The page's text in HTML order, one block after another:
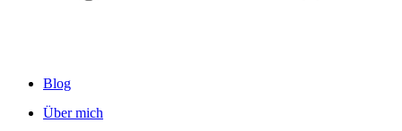
Blog
Über mich